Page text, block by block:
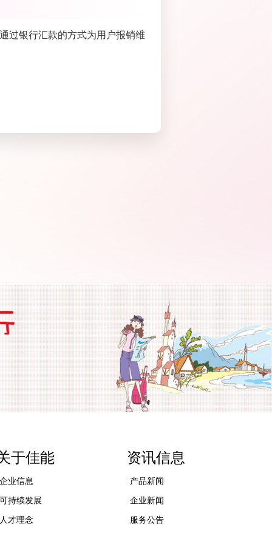
过银行汇款的方式为用户报销维
于佳能
企业信息
可持续发展
人才理念
资讯信息
产品新闻
企业新闻
服务公告